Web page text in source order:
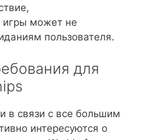
игры может не
пользователя.
для
в связи с все большим
интересуются о